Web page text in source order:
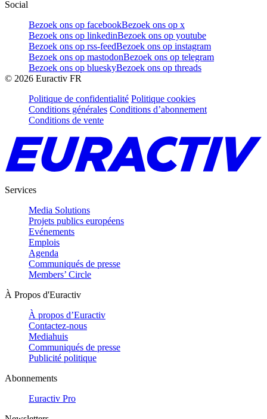
Social
Bezoek ons op facebookBezoek ons op x
Bezoek ons op linkedinBezoek ons op youtube
Bezoek ons op rss-feedBezoek ons op instagram
Bezoek ons op mastodonBezoek ons op telegram
Bezoek ons op blueskyBezoek ons op threads
© 2026 Euractiv FR
Politique de confidentialité Politique cookies
Conditions générales Conditions d’abonnement
Conditions de vente
Services
Media Solutions
Projets publics européens
Evénements
Emplois
Agenda
Communiqués de presse
Members’ Circle
À Propos d'Euractiv
À propos d’Euractiv
Contactez-nous
Mediahuis
Communiqués de presse
Publicité politique
Abonnements
Euractiv Pro